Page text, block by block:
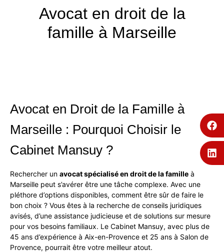
Avocat en droit de la
famille à Marseille
Avocat en Droit de la Famille à
Marseille : Pourquoi Choisir le
Cabinet Mansuy ?
Rechercher un avocat spécialisé en droit de la famille à
Marseille peut s’avérer être une tâche complexe. Avec une
pléthore d’options disponibles, comment être sûr de faire le
bon choix ? Vous êtes à la recherche de conseils juridiques
avisés, d’une assistance judicieuse et de solutions sur mesure
pour vos besoins familiaux. Le Cabinet Mansuy, avec plus de
45 ans d’expérience à Aix-en-Provence et 25 ans à Salon de
Provence, pourrait être votre meilleur atout.